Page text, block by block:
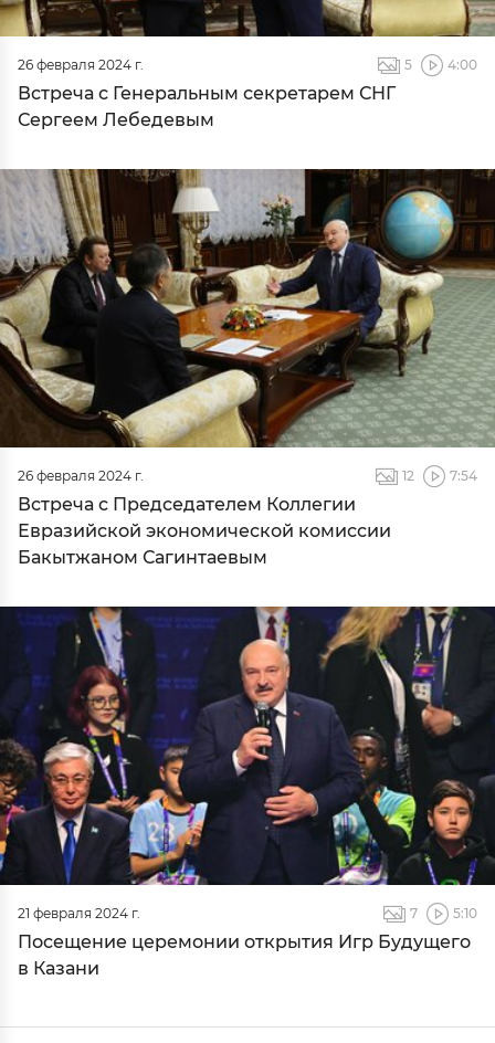
26 февраля 2024 г. 5 4:00
Встреча с Генеральным секретарем СНГ
Сергеем Лебедевым
26 февраля 2024 г. 12 7:54
Встреча с Председателем Коллегии
Евразийской экономической комиссии
Бакытжаном Сагинтаевым
21 февраля 2024 г. 7 5:10
Посещение церемонии открытия Игр Будущего
в Казани